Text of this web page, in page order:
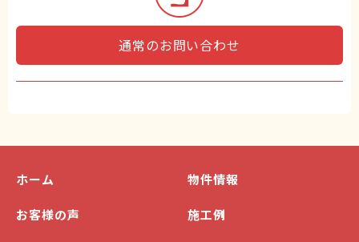
通常のお問い合わせ
ホーム 物件情報
お客様の声 施工例